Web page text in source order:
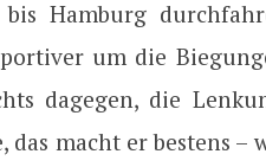
Hamburg
um die
dagegen, die
macht er bestens –